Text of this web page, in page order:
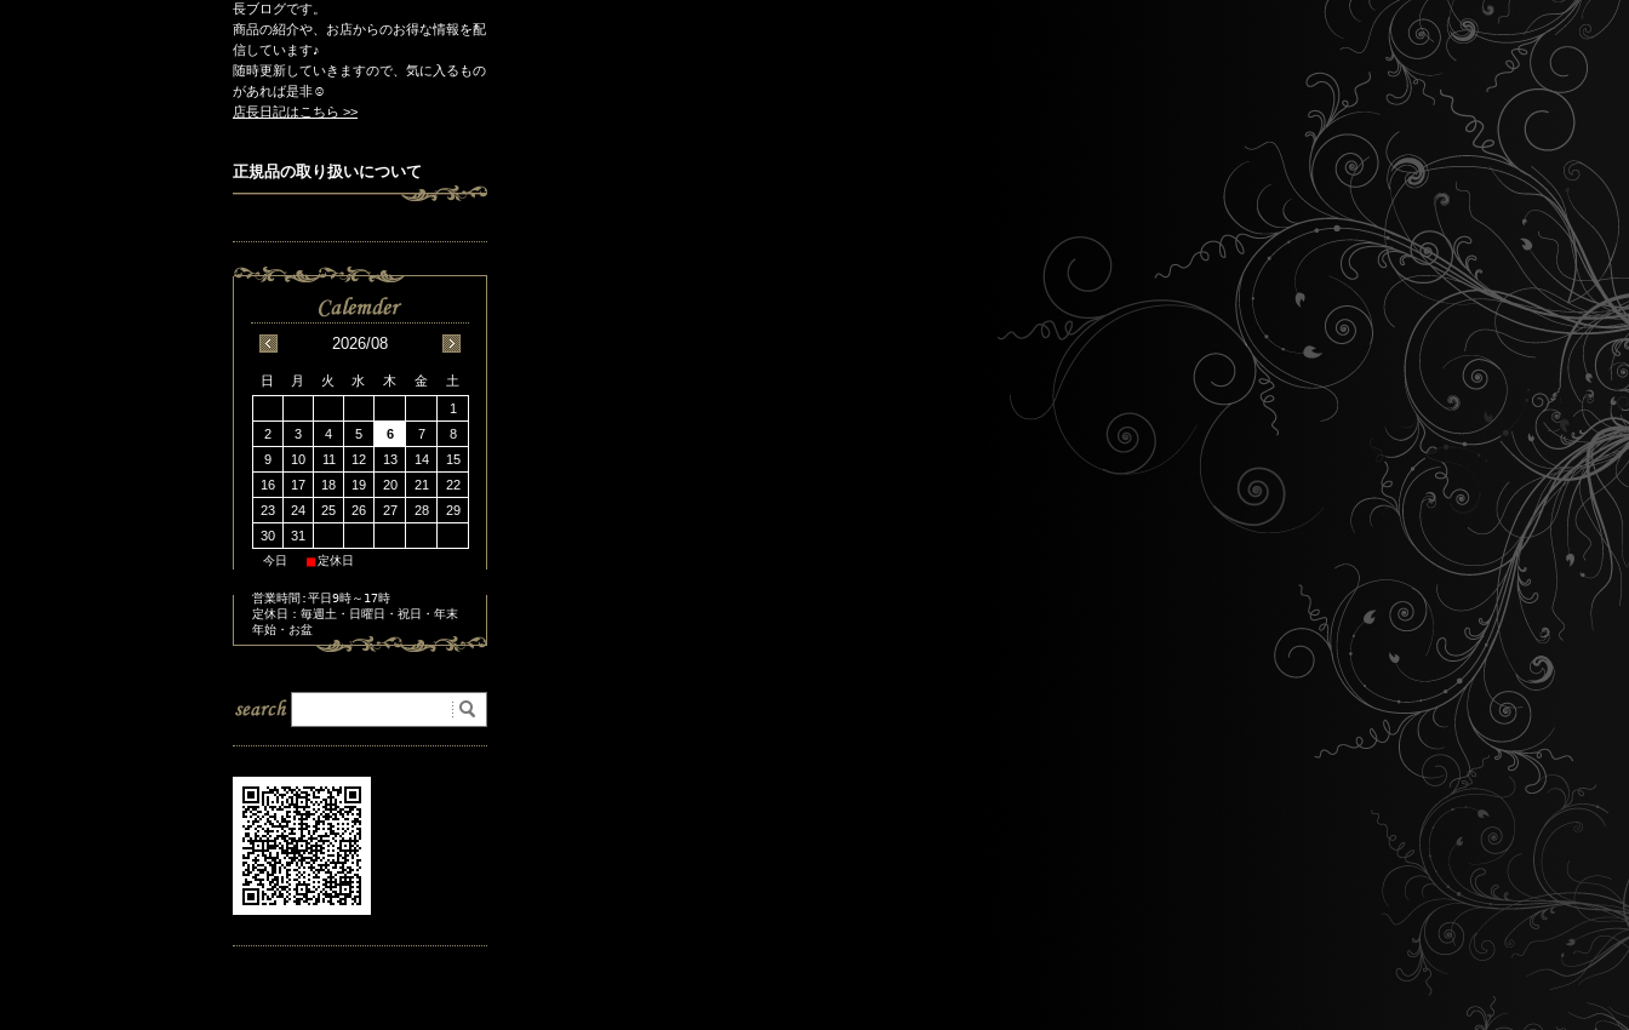
長ブログです。
商品の紹介や、お店からのお得な情報を配
信しています♪
随時更新していきますので、気に入るもの
があれば是非☺
店長日記はこちら >>
正規品の取り扱いについて
2026/08
日 月 火 水 木 金
土
1
2
3 4 5 6 7
8
9
10 11 12 13 14
15
16
17 18 19 20 21
22
23
24 25 26 27 28
29
30
31
今日 ■ 定休日
営業時間:平日9時～17時
定休日：毎週土・日曜日・祝日・年末
年始・お盆